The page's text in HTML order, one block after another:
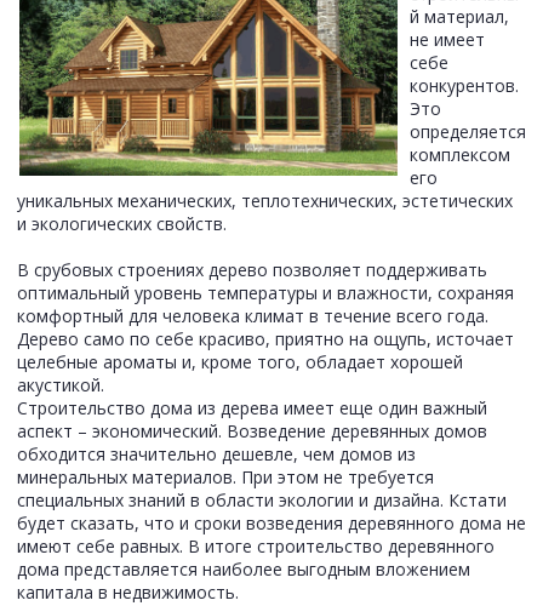
й материал,
не имеет
себе
конкурентов.
Это
определяется
комплексом
его
уникальных механических, теплотехнических, эстетических
и экологических свойств.
В срубовых строениях дерево позволяет поддерживать
оптимальный уровень температуры и влажности, сохраняя
комфортный для человека климат в течение всего года.
Дерево само по себе красиво, приятно на ощупь, источает
целебные ароматы и, кроме того, обладает хорошей
акустикой.
Строительство дома из дерева имеет еще один важный
аспект – экономический. Возведение деревянных домов
обходится значительно дешевле, чем домов из
минеральных материалов. При этом не требуется
специальных знаний в области экологии и дизайна. Кстати
будет сказать, что и сроки возведения деревянного дома не
имеют себе равных. В итоге строительство деревянного
дома представляется наиболее выгодным вложением
капитала в недвижимость.